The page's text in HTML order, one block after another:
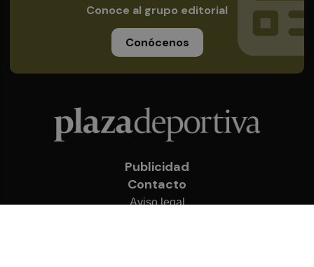
Conoce al grupo editorial
Conócenos
Publicidad
Contacto
Aviso legal